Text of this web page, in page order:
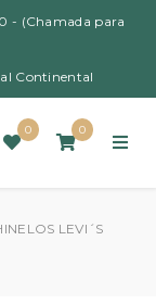
- (Chamada para
Continental
0 0
LEVI´S